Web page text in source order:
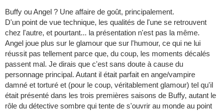
Buffy ou Angel ? Une affaire de goût, principalement.
D'un point de vue technique, les qualités de l'une se retrouvent
chez l'autre, et pourtant... la présentation n'est pas la même.
Angel joue plus sur le glamour que sur l'humour, ce qui ne lui
réussit pas tellement parce que, du coup, les moments décalés
passent mal. Je dirais que c'est sans doute à cause du
personnage principal. Autant il était parfait en ange/vampire
damné et torturé et (pour le coup, véritablement glamour) tel qu'il
était présenté dans les trois premières saisons de Buffy, autant le
rôle du détective sombre qui tente de s'ouvrir au monde au point